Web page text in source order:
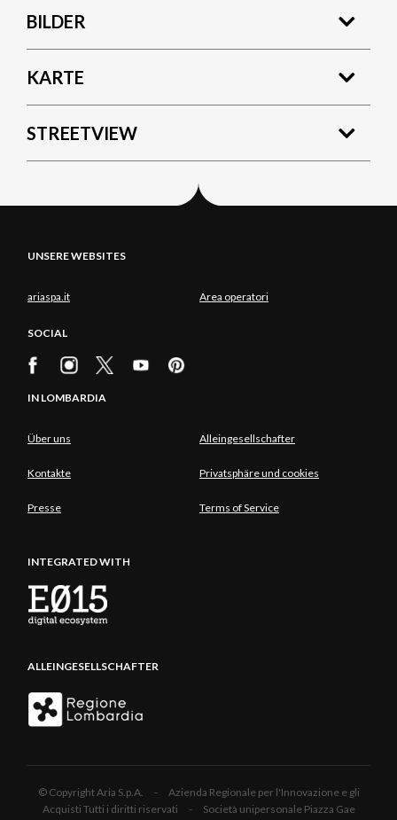
BILDER
KARTE
STREETVIEW
UNSERE WEBSITES
ariaspa.it Area operatori
SOCIAL
IN LOMBARDIA
Über uns Alleingesellschafter
Kontakte Privatsphäre und cookies
Presse Terms of Service
INTEGRATED WITH
ALLEINGESELLSCHAFTER
© Copyright Aria S.p.A. - Azienda Regionale per l'Innovazione e gli
Acquisti Tutti i diritti riservati - Società unipersonale Piazza Gae